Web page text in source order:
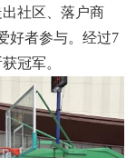
社区、落户商
好者参与。经过7
冠军。